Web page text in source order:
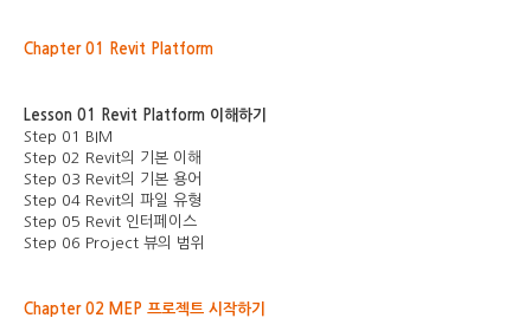
Chapter 01 Revit Platform
Lesson 01 Revit Platform 이해하기
Step 01 BIM
Step 02 Revit의 기본 이해
Step 03 Revit의 기본 용어
Step 04 Revit의 파일 유형
Step 05 Revit 인터페이스
Step 06 Project 뷰의 범위
Chapter 02 MEP 프로젝트 시작하기